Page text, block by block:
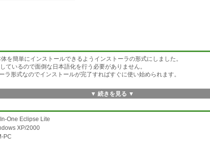
を簡単にインストールできるようインストーラの形式にしました。
ているので面倒な日本語化を行う必要がありません。
ラ形式なのでインストールが完了すればすぐに使い始められます。
▼ 続きを見る ▼
One Eclipse Lite
XP/2000
PC